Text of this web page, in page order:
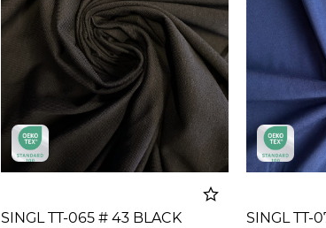
SINGL TT-065 # 43 BLACK SINGL TT-